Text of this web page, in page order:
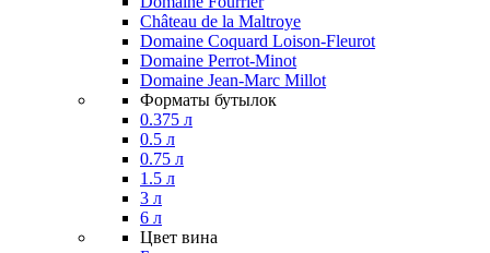
Château de la Maltroye
Domaine Coquard Loison-Fleurot
Domaine Perrot-Minot
Domaine Jean-Marc Millot
Форматы бутылок
0.375 л
0.5 л
0.75 л
1.5 л
3 л
6 л
Цвет вина